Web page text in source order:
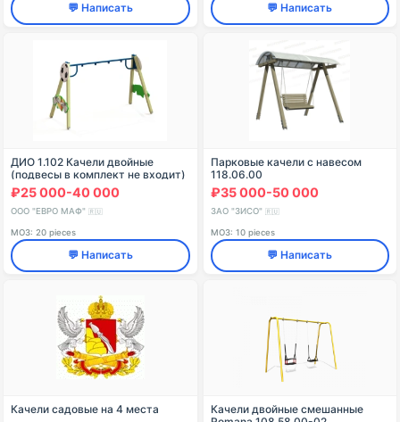
💬 Написать 💬 Написать
ДИО 1.102 Качели двойные
(подвесы в комплект не входит)
₽25 000-40 000
ООО "ЕВРО МАФ" 🇷🇺
МОЗ: 20 pieces
💬 Написать
Парковые качели с навесом
118.06.00
₽35 000-50 000
ЗАО "ЗИСО" 🇷🇺
МОЗ: 10 pieces
💬 Написать
Качели садовые на 4 места
Качели двойные смешанные